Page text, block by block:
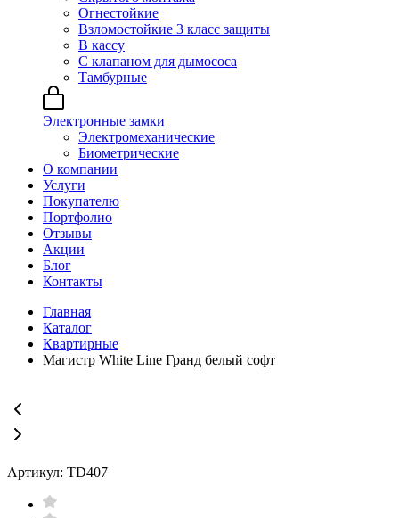
Огнестойкие
Взломостойкие 3 класс защиты
В кассу
С клапаном для дымососа
Тамбурные
Электронные замки
Электромеханические
Биометрические
О компании
Услуги
Покупателю
Портфолио
Отзывы
Акции
Блог
Контакты
Главная
Каталог
Квартирные
Магистр White Line Гранд белый софт
Артикул: TD407